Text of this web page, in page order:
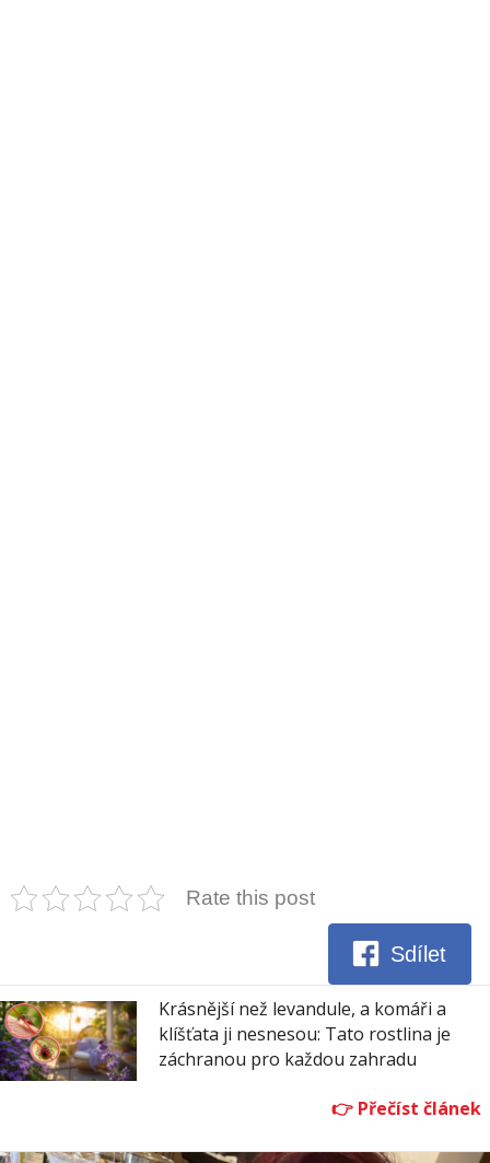
Rate this post
Sdílet
Krásnější než levandule, a komáři a
klíšťata ji nesnesou: Tato rostlina je
záchranou pro každou zahradu